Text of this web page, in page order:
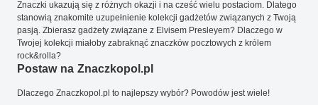
Znaczki ukazują się z różnych okazji i na cześć wielu postaciom. Dlatego
stanowią znakomite uzupełnienie kolekcji gadżetów związanych z Twoją
pasją. Zbierasz gadżety związane z Elvisem Presleyem? Dlaczego w
Twojej kolekcji miałoby zabraknąć znaczków pocztowych z królem
rock&rolla?
Postaw na Znaczkopol.pl
Dlaczego Znaczkopol.pl to najlepszy wybór? Powodów jest wiele!